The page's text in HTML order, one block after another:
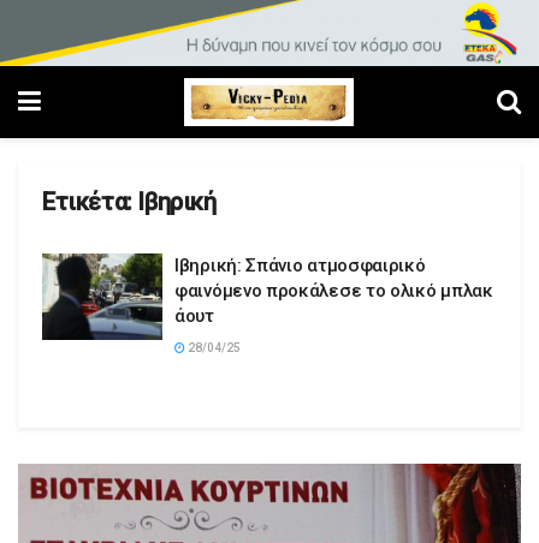
Ετικέτα: Ιβηρική
Ιβηρική: Σπάνιο ατμοσφαιρικό
φαινόμενο προκάλεσε το ολικό μπλακ
άουτ
28/04/25